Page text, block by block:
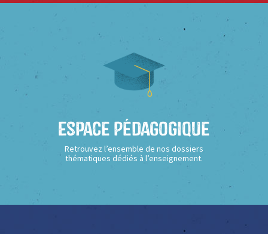
Espace Pédagogique
Retrouvez l’ensemble de nos dossiers
thématiques dédiés à l’enseignement.